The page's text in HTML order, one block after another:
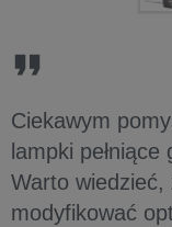
Ciekawym
lampki
Warto
modyfikować